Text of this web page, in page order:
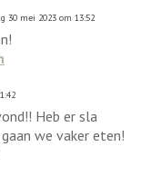
30 mei 2023 om 13:52
Heb er sla
we vaker eten!